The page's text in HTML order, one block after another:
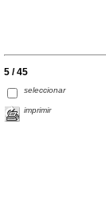
5 / 45
seleccionar
imprimir